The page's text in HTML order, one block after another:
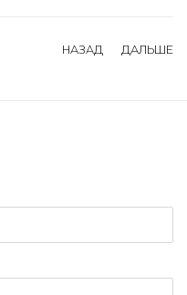
НАЗАД ДАЛЬШЕ